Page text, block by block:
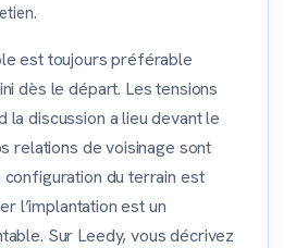
est toujours préférable
dès le départ. Les tensions
la discussion a lieu devant le
relations de voisinage sont
du terrain est
l’implantation est un
Sur Leedy, vous décrivez